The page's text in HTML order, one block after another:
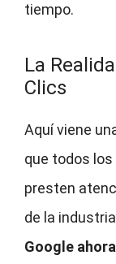
tiempo.
La
Clics
Aquí viene
que todos
presten
de la
Google